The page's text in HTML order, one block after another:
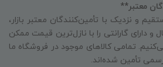
معتبر**
و نزدیک با تأمین‌کنندگان معتبر بازار،
و دارای گارانتی را با نازل‌ترین قیمت ممکن
تمامی کالاهای موجود در فروشگاه ما
تأمین شده‌اند.